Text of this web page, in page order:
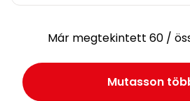
Már megtekintett 60 /
Mutasson